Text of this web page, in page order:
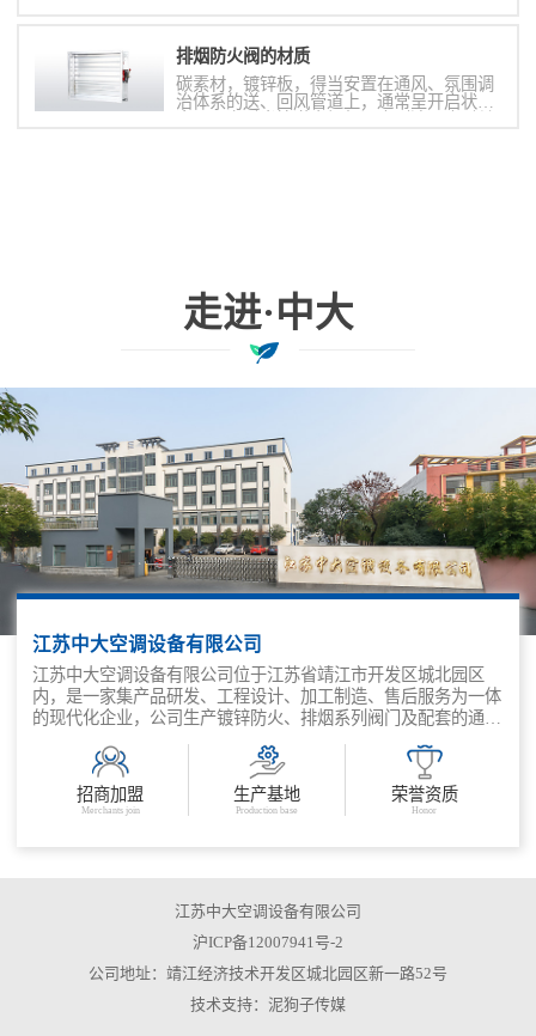
排烟防火阀的材质
碳素材，镀锌板，得当安置在通风、氛围调
治体系的送、回风管道上，通常呈开启状
走进·中大
江苏中大空调设备有限公司
江苏中大空调设备有限公司位于江苏省靖江市开发区城北园区
内，是一家集产品研发、工程设计、加工制造、售后服务为一体
的现代化企业，公司生产镀锌防火、排烟系列阀门及配套的通风
招商加盟
Merchants join
生产基地
Production base
荣誉资质
Honor
江苏中大空调设备有限公司
沪ICP备12007941号-2
公司地址：靖江经济技术开发区城北园区新一路52号
技术支持： 泥狗子传媒